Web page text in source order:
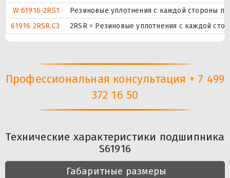
W 61916-2RS1
Резиновые уплотнения с каждой стороны
61916 2RSR.C3
2RSR = Резиновые уплотнения с каждой
Профессиональная консультация + 7 499
372 16 50
Технические характеристики подшипника
S61916
Габаритные размеры